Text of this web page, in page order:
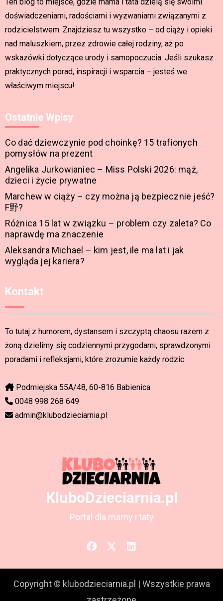
doświadczeniami, radościami i wyzwaniami związanymi z
rodzicielstwem. Znajdziesz tu wszystko – od ciąży i opieki
nad maluszkiem, przez zdrowie całej rodziny, aż po
wskazówki dotyczące urody i samopoczucia. Jeśli szukasz
praktycznych porad, inspiracji i wsparcia – jesteś we
właściwym miejscu!
Ostatnie Wpisy
Co dać dziewczynie pod choinkę? 15 trafionych
pomysłów na prezent
Angelika Jurkowianiec – Miss Polski 2026: mąż,
dzieci i życie prywatne
Marchew w ciąży – czy można ją bezpiecznie jeść?
F野?
Różnica 15 lat w związku – problem czy zaleta? Co
naprawdę ma znaczenie
Aleksandra Michael – kim jest, ile ma lat i jak
wygląda jej kariera?
Kontakt
To tutaj z humorem, dystansem i szczyptą chaosu razem z
żoną dzielimy się codziennymi przygodami, sprawdzonymi
poradami i refleksjami, które zrozumie każdy rodzic.
Podmiejska 55A/48, 60-816 Babienica
0048 998 268 649
admin@klubodzieciarnia.pl
KluboDzieciarnia.pl
Portal dla mamy i taty
Copyright © klubodzieciarnia.pl | Wszystkie prawa